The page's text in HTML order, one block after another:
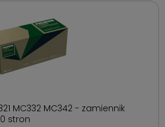
MC332 MC342 - zamiennik
stron